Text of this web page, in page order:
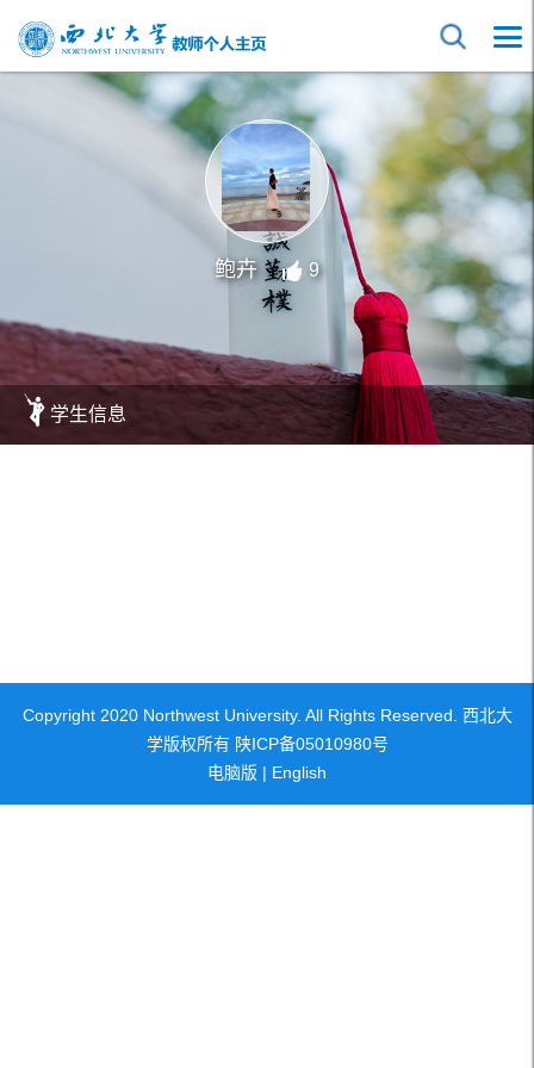
鲍卉 9
学生信息
Copyright 2020 Northwest University. All Rights Reserved. 西北大
学版权所有 陕ICP备05010980号
电脑版 | English